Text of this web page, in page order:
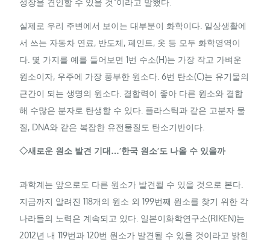
실제로 우리 주변에서 보이는 대부분이 화학이다. 일상생활에
서 쓰는 자동차 연료, 반도체, 페인트, 옷 등 모두 화학영역이
다. 몇 가지를 예를 들어보면 1번 수소(H)는 가장 작고 가벼운
원소이자, 우주에 가장 풍부한 원소다. 6번 탄소(C)는 유기물의
근간이 되는 생명의 원소다. 결합력이 좋아 다른 원소와 결합
해 수많은 분자로 탄생할 수 있다. 플라스틱과 같은 고분자 물
질, DNA와 같은 복잡한 유전물질도 탄소기반이다.
◇새로운 원소 발견 기대…’한국 원소’도 나올 수 있을까
과학계는 앞으로도 다른 원소가 발견될 수 있을 것으로 본다.
지금까지 알려진 118개의 원소 외 199번째 원소를 찾기 위한 각
나라들의 노력은 계속되고 있다. 일본이화학연구소(RIKEN)는
2012년 내 119번과 120번 원소가 발견될 수 있을 것이라고 밝힌